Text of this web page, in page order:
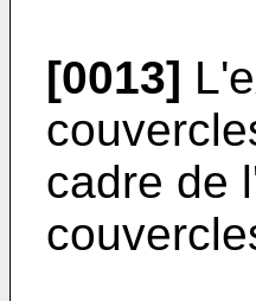
[0013]
cadre de